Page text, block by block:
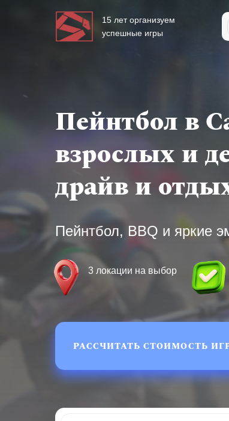
Пейнтбол в
взрослых и
драйв и
Пейнтбол, BBQ и яркие
3 локации на выбор
РАССЧИТАТЬ СТОИМОСТЬ
15 лет организуем
успешные игры